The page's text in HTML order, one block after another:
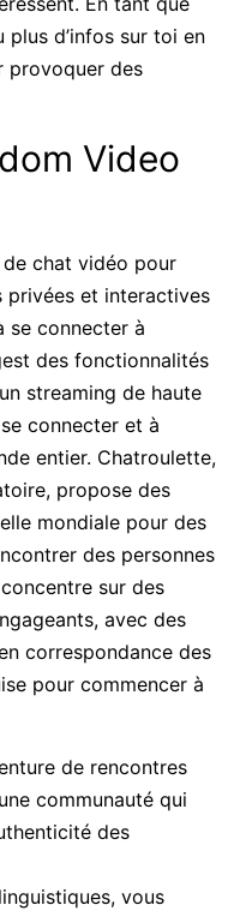
plus d’infos sur toi en
provoquer des
Video
chat vidéo pour
privées et interactives
se connecter à
des fonctionnalités
streaming de haute
connecter et à
entier. Chatroulette,
propose des
mondiale pour des
des personnes
sur des
avec des
correspondance des
pour commencer à
de rencontres
communauté qui
des
vous